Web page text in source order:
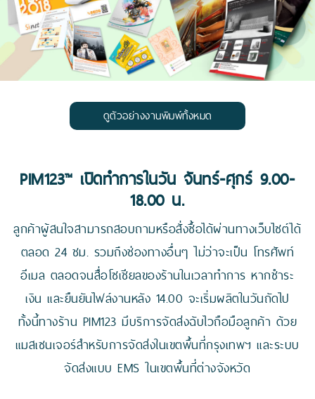
ดูตัวอย่างงานพิมพ์ทั้งหมด
PIM123™ เปิดทำการในวัน จันทร์-ศุกร์ 9.00-
18.00 น.
ลูกค้าผู้สนใจสามารถสอบถามหรือสั่งซื้อได้ผ่านทางเว็บไซต์ได้
ตลอด 24 ชม. รวมถึงช่องทางอื่นๆ ไม่ว่าจะเป็น โทรศัพท์
อีเมล ตลอดจนสื่อโซเชียลของร้านในเวลาทำการ หากชำระ
เงิน และยืนยันไฟล์งานหลัง 14.00 จะเริ่มผลิตในวันถัดไป
ทั้งนี้ทางร้าน PIM123 มีบริการจัดส่งฉับไวถือมือลูกค้า ด้วย
แมสเซนเจอร์สำหรับการจัดส่งในเขตพื้นที่กรุงเทพฯ และระบบ
จัดส่งแบบ EMS ในเขตพื้นที่ต่างจังหวัด